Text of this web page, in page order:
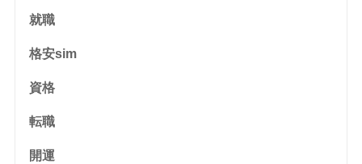
就職
格安sim
資格
転職
開運